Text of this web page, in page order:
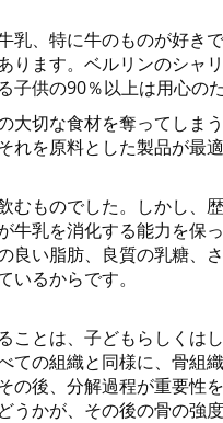
乳、特に牛のものが好き
ります。ベルリンのシャ
子供の90％以上は用心の
大切な食材を奪ってしま
れを原料とした製品が最適
むものでした。しかし、
牛乳を消化する能力を保
良い脂肪、良質の乳糖、
るからです。
ことは、子どもらしくは
ての組織と同様に、骨組
の後、分解過程が重要性
うかが、その後の骨の強度